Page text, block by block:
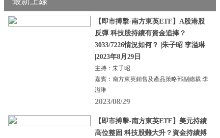
【即市搏擊-南方東英ETF】A股港股
反彈 科技股持續有資金追捧？
3033/7226情況如何？ |朱子昭 李溢琳
|2023年8月29日
主持：朱子昭
嘉賓：南方東英銷售及產品策略部副總裁 李
溢琳
2023/08/29
【即市搏擊-南方東英ETF】美元持續
高位整固 科技股難大升？資金持續搏